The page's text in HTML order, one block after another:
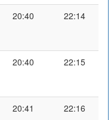
20:40 22:14
20:40 22:15
20:41 22:16